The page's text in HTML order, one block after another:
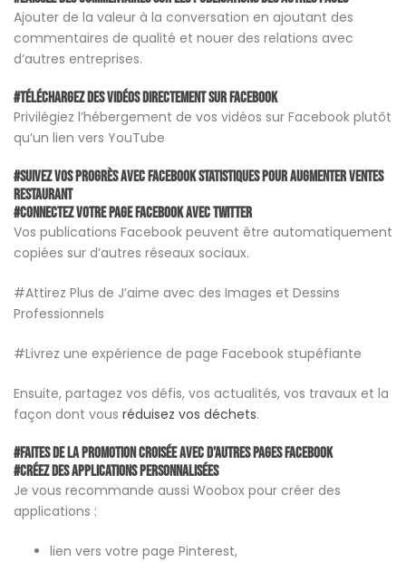
Ajouter de la valeur à la conversation en ajoutant des
commentaires de qualité et nouer des relations avec
d’autres entreprises.
#Téléchargez des vidéos directement sur Facebook
Privilégiez l’hébergement de vos vidéos sur Facebook plutôt
qu’un lien vers YouTube
#Suivez vos progrès avec Facebook Statistiques pour augmenter ventes
restaurant
#Connectez Votre Page Facebook avec Twitter
Vos publications Facebook peuvent être automatiquement
copiées sur d’autres réseaux sociaux.
#Attirez Plus de J’aime avec des Images et Dessins
Professionnels
#Livrez une expérience de page Facebook stupéfiante
Ensuite, partagez vos défis, vos actualités, vos travaux et la
façon dont vous réduisez vos déchets.
#Faites de la promotion croisée avec d’autres pages Facebook
#Créez des applications personnalisées
Je vous recommande aussi Woobox pour créer des
applications :
lien vers votre page Pinterest,